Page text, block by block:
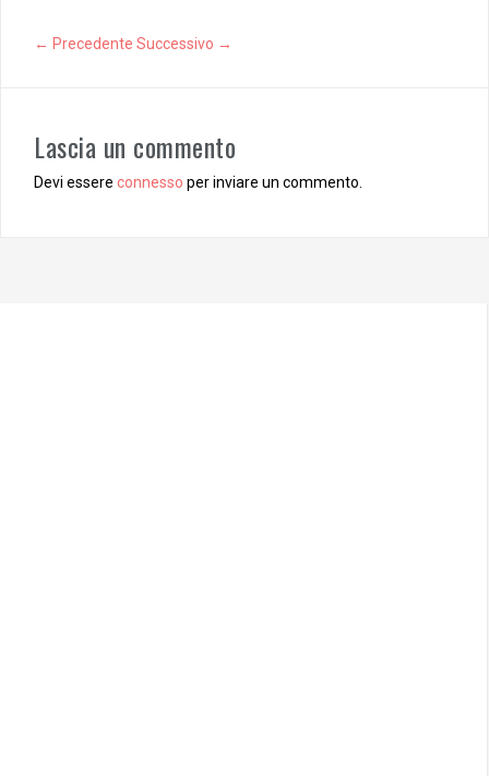
← Precedente Successivo →
Lascia un commento
Devi essere connesso per inviare un commento.